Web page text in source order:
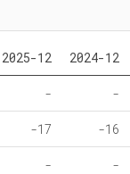
2025-12 2024-12
- -
-17 -16
- -